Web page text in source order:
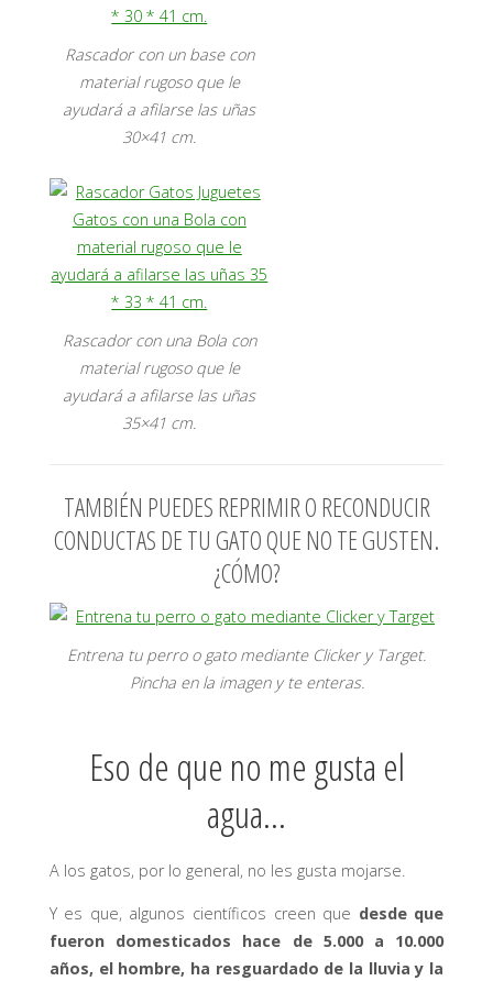
Rascador con un base con
material rugoso que le
ayudará a afilarse las uñas
30×41 cm.
Rascador con una Bola con
material rugoso que le
ayudará a afilarse las uñas
35×41 cm.
TAMBIÉN PUEDES REPRIMIR O RECONDUCIR
CONDUCTAS DE TU GATO QUE NO TE GUSTEN.
¿CÓMO?
Entrena tu perro o gato mediante Clicker y Target.
Pincha en la imagen y te enteras.
Eso de que no me gusta el
agua…
A los gatos, por lo general, no les gusta mojarse.
Y es que, algunos científicos creen que desde que
fueron domesticados hace de 5.000 a 10.000
años, el hombre, ha resguardado de la lluvia y la